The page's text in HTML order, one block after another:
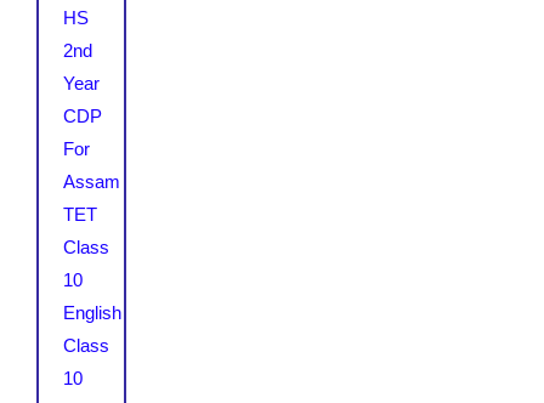
HS
2nd
Year
CDP
For
Assam
TET
Class
10
English
Class
10